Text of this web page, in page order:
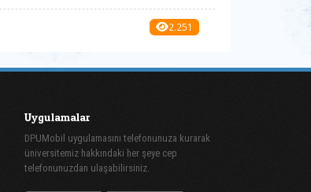
2.251
Uygulamalar
DPUMobil uygulamasını telefonunuza kurarak
üniversitemiz hakkındaki her şeye cep
telefonunuzdan ulaşabilirsiniz.